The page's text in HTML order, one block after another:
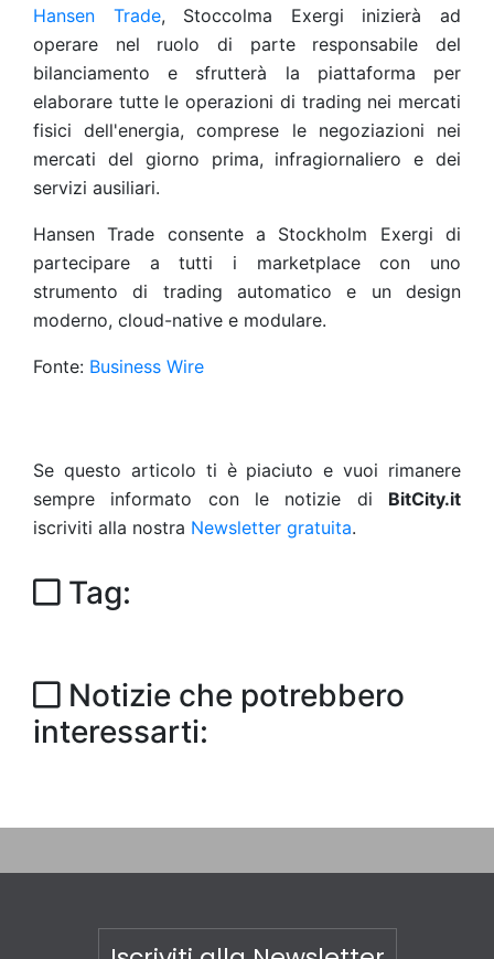
Hansen Trade, Stoccolma Exergi inizierà ad
operare nel ruolo di parte responsabile del
bilanciamento e sfrutterà la piattaforma per
elaborare tutte le operazioni di trading nei mercati
fisici dell'energia, comprese le negoziazioni nei
mercati del giorno prima, infragiornaliero e dei
servizi ausiliari.
Hansen Trade consente a Stockholm Exergi di
partecipare a tutti i marketplace con uno
strumento di trading automatico e un design
moderno, cloud-native e modulare.
Fonte: Business Wire
Se questo articolo ti è piaciuto e vuoi rimanere
sempre informato con le notizie di BitCity.it
iscriviti alla nostra Newsletter gratuita.
Tag:
Notizie che potrebbero
interessarti: